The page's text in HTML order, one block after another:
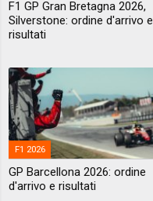
F1 GP Gran Bretagna 2026,
Silverstone: ordine d'arrivo e
risultati
F1 2026
GP Barcellona 2026: ordine
d'arrivo e risultati